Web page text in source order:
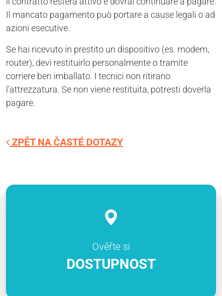
Il mancato pagamento può portare a cause legali o ad
azioni esecutive.
Se hai ricevuto in prestito un dispositivo (es. modem,
router), devi restituirlo personalmente o tramite
corriere ben imballato. I tecnici non ritirano
l’attrezzatura. Se non viene restituita, potresti doverla
pagare.
ZPĚT NA ČASTÉ DOTAZY
Ověřte si
DOSTUPNOST